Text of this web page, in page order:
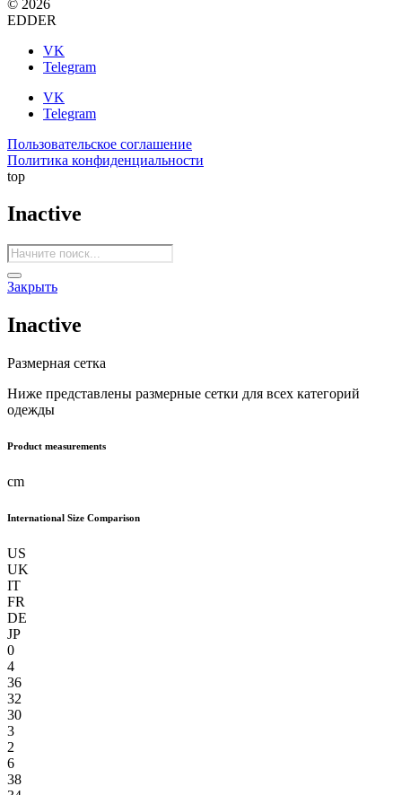
© 2026
EDDER
VK
Telegram
VK
Telegram
Пользовательское соглашение
Политика конфиденциальности
top
Inactive
Поиск
товаров
Закрыть
Inactive
Размерная сетка
Ниже представлены размерные сетки для всех категорий
одежды
Product measurements
cm
International Size Comparison
US
UK
IT
FR
DE
JP
0
4
36
32
30
3
2
6
38